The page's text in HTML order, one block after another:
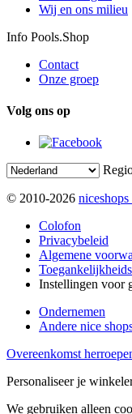
Wij en ons milieu
Info Pools.Shop
Contact
Onze groep
Volg ons op
© 2010-2026
Colofon
Privacybeleid
Algemene
Instellingen voor
Ondernemen
Andere nice
Overeenkomst
Personaliseer je
We gebruiken alleen